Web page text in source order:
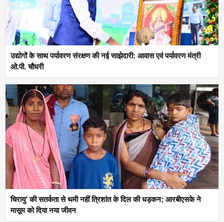
उद्योगों के साथ पर्यावरण संरक्षण की नई साझेदारी: आवास एवं पर्यावरण मंत्री
ओ.पी. चौधरी
चिरायु’ की सतर्कता से थमी नहीं त्रिशांत के दिल की धड़कन; आरबीएसके ने
मासूम को दिया नया जीवन